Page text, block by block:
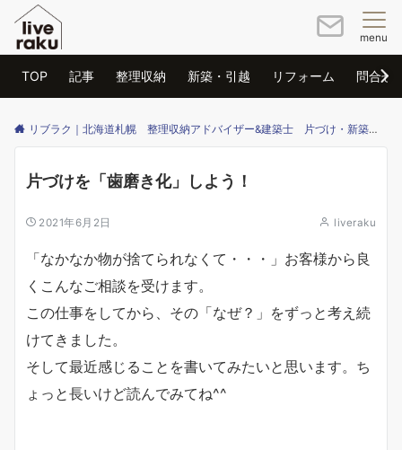
menu
TOP 記事 整理収納 新築・引越 リフォーム 問合せ
リブラク｜北海道札幌 整理収納アドバイザー&建築士 片づけ・新築・リフォームのご相談はリブラクまで
片づけを「歯磨き化」しよう！
2021年6月2日 liveraku
「なかなか物が捨てられなくて・・・」お客様から良
くこんなご相談を受けます。
この仕事をしてから、その「なぜ？」をずっと考え続
けてきました。
そして最近感じることを書いてみたいと思います。ち
ょっと長いけど読んでみてね^^